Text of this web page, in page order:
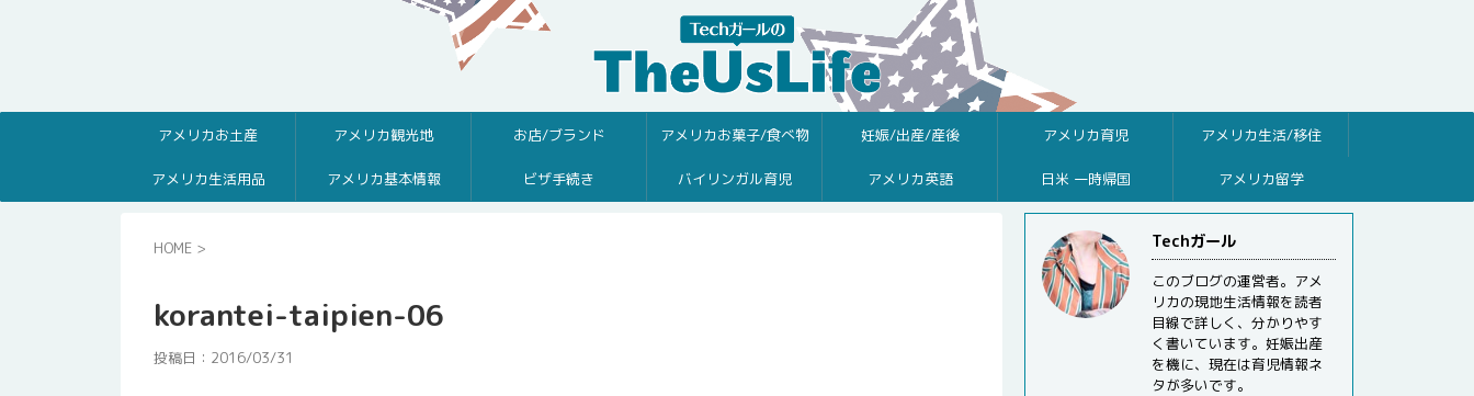
アメリカお土産 アメリカ観光地 お店/ブランド アメリカお菓子/食べ物 妊娠/出産/産後 アメリカ育児 アメリカ生活/移住
アメリカ生活用品 アメリカ基本情報 ビザ手続き バイリンガル育児 アメリカ英語 日米 一時帰国 アメリカ留学
HOME >
korantei-taipien-06
投稿日： 2016/03/31
Techガール
このブログの運営者。アメ
リカの現地生活情報を読者
目線で詳しく、分かりやす
く書いています。妊娠出産
を機に、現在は育児情報ネ
タが多いです。